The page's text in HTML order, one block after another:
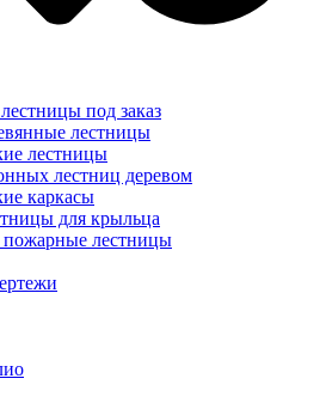
под заказ
лестницы
лестницы
лестниц деревом
каркасы
для крыльца
лестницы